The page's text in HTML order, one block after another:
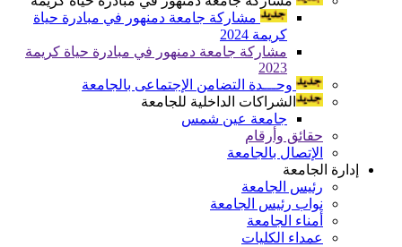
مشاركة جامعة دمنهور في مبادرة حياة
كريمة 2024
مشاركة جامعة دمنهور في مبادرة حياة كريمة
2023
وحـــدة التضامن الإجتماعى بالجامعة
الشراكات الداخلية للجامعة
جامعة عين شمس
حقائق وأرقام
الإتصال بالجامعة
إدارة الجامعة
رئيس الجامعة
نواب رئيس الجامعة
أمناء الجامعة
عمداء الكليات